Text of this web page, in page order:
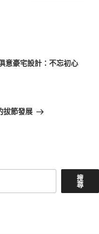
意豪宅設計：不忘初心
拔節發展
搜
尋